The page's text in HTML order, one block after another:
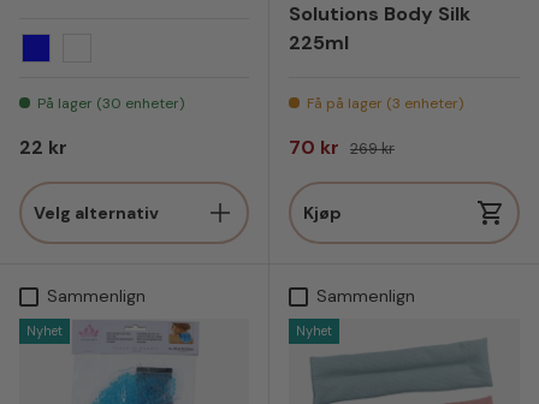
På lager (30 enheter)
Vanlig pris
22 kr
Velg alternativ
Solutions Body Silk
225ml
Få på lager (3 enheter)
Salgspris
70 kr Vanlig pris
269 kr
Kjøp
Sammenlign
Nyhet
Sammenlign
Nyhet